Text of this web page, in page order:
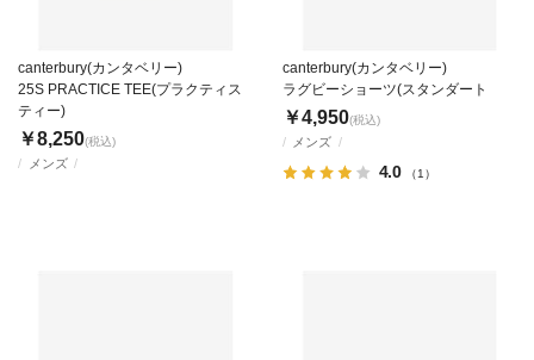
メンズ
canterbury(カンタベリー)
25S PRACTICE TEE(プラクティス
ティー)
￥8,250(税込) メンズ
4.0 （1）
canterbury(カンタベリー)
ラグビーショーツ(スタンダート
￥4,950(税込)